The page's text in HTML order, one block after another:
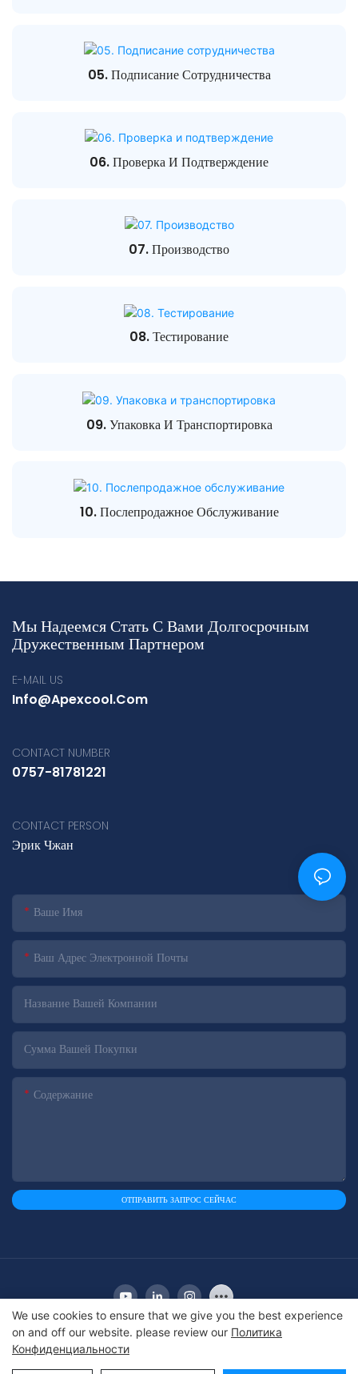
05. Подписание Сотрудничества
06. Проверка И Подтверждение
07. Производство
08. Тестирование
09. Упаковка И Транспортировка
10. Послепродажное Обслуживание
Мы Надеемся Стать С Вами Долгосрочным
Дружественным Партнером
E-MAIL US
Info@apexcool.com
CONTACT NUMBER
0757-81781221
CONTACT PERSON
Эрик Чжан
Ваше Имя
Ваш Адрес Электронной Почты
Название Вашей Компании
Сумма Вашей Покупки
Содержание
ОТПРАВИТЬ ЗАПРОС СЕЙЧАС
Copyright © 2010-2025 Apex | Производитель
We use cookies to ensure that we give you the best experience
on and off our website. please review our Политика
Конфиденциальности